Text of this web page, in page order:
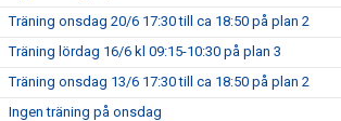
Träning onsdag 20/6 17:30 till ca 18:50 på plan 2
Träning lördag 16/6 kl 09:15-10:30 på plan 3
Träning onsdag 13/6 17:30 till ca 18:50 på plan 2
Ingen träning på onsdag